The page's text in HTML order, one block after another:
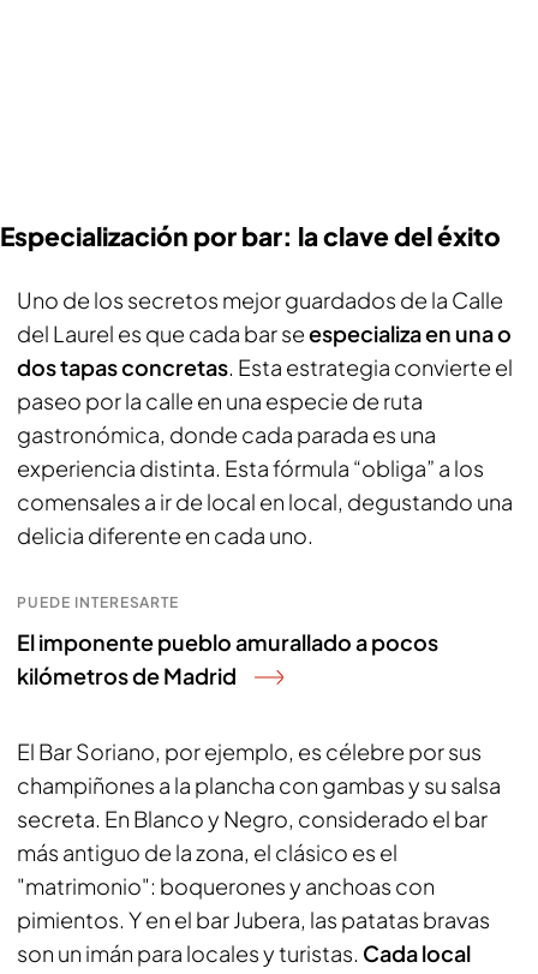
Especialización por bar: la clave del éxito
Uno de los secretos mejor guardados de la Calle
del Laurel es que cada bar seespecializa en una o
dos tapas concretas. Esta estrategia convierte el
paseo por la calle en una especie de ruta
gastronómica, donde cada parada es una
experiencia distinta. Esta fórmula “obliga” a los
comensales a ir de local en local, degustando una
delicia diferente en cada uno.
PUEDE INTERESARTE
El imponente pueblo amurallado a pocos
kilómetros de Madrid
El Bar Soriano, por ejemplo, es célebre por sus
champiñones a la plancha con gambas y su salsa
secreta. En Blanco y Negro, considerado el bar
más antiguo de la zona, el clásico es el
"matrimonio": boquerones y anchoas con
pimientos. Y en el bar Jubera, las patatas bravas
son un imán para locales y turistas. Cada local